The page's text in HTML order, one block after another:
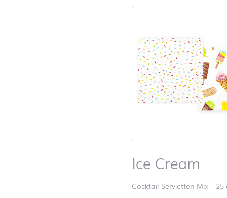
Ice Cream
Cocktail-Servietten-Mix–25